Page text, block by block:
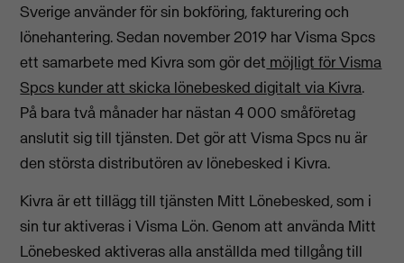
Sverige använder för sin bokföring, fakturering och
lönehantering. Sedan november 2019 har Visma Spcs
ett samarbete med Kivra som gör det möjligt för Visma
Spcs kunder att skicka lönebesked digitalt via Kivra.
På bara två månader har nästan 4 000 småföretag
anslutit sig till tjänsten. Det gör att Visma Spcs nu är
den största distributören av lönebesked i Kivra.
Kivra är ett tillägg till tjänsten Mitt Lönebesked, som i
sin tur aktiveras i Visma Lön. Genom att använda Mitt
Lönebesked aktiveras alla anställda med tillgång till